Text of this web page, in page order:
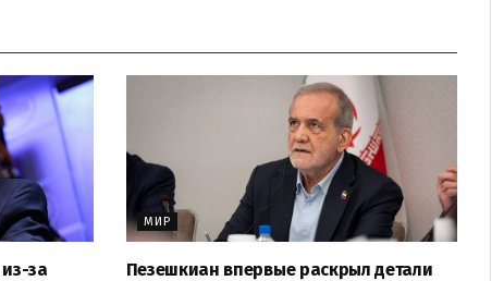
за
МИР
Пезешкиан впервые раскрыл детали